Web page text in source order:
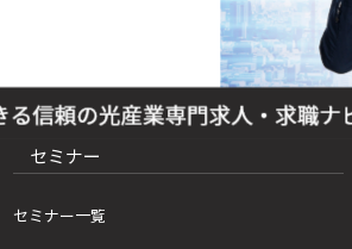
セミナー
セミナー一覧